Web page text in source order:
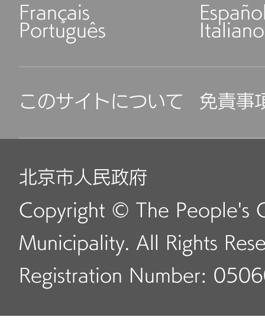
Français
Português Italiano
このサイトについて 免責事
北京市人民政府
Copyright © The People's
Municipality. All Rights
Registration Number: